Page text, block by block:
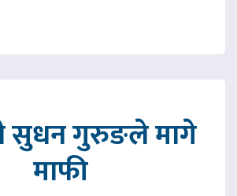
सुधन गुरुङले मागे
माफी